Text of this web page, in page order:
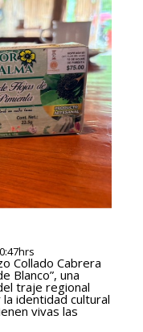
Collado Cabrera
Blanco”, una
traje regional
identidad cultural
vivas las